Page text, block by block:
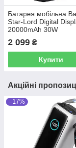
Батарея мобільна
Star-Lord Digital
20000mAh 30W
2 099 ₴
Купити
Акційні
–17%